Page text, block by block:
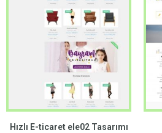
Hızlı E-ticaret ele02 Tasarımı